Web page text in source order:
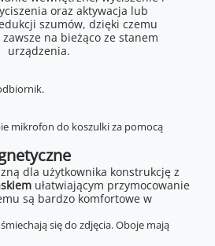
oraz aktywacja lub
szumów, dzięki czemu
na bieżąco ze stanem
urządzenia.
dla użytkownika konstrukcję z
ułatwiającym przymocowanie
są bardzo komfortowe w